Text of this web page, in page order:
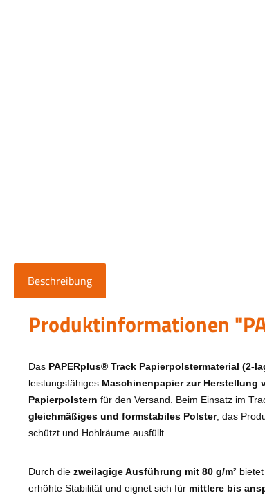
Beschreibung
Produktinformationen
Das PAPERplus® Track Papierpolstermaterial (2-
leistungsfähiges Maschinenpapier zur Herstellung
Papierpolstern für den Versand. Beim Einsatz im
gleichmäßiges und formstabiles Polster, das
schützt und Hohlräume ausfüllt.
Durch die zweilagige Ausführung mit 80 g/m²
erhöhte Stabilität und eignet sich für mittlere bis